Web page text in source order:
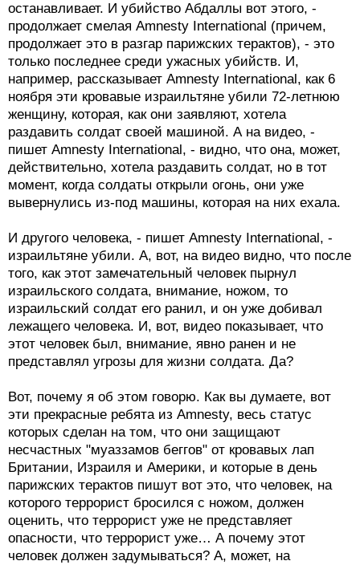
останавливает. И убийство Абдаллы вот этого, -
продолжает смелая Amnesty International (причем,
продолжает это в разгар парижских терактов), - это
только последнее среди ужасных убийств. И,
например, рассказывает Amnesty International, как 6
ноября эти кровавые израильтяне убили 72-летнюю
женщину, которая, как они заявляют, хотела
раздавить солдат своей машиной. А на видео, -
пишет Amnesty International, - видно, что она, может,
действительно, хотела раздавить солдат, но в тот
момент, когда солдаты открыли огонь, они уже
вывернулись из-под машины, которая на них ехала.
И другого человека, - пишет Amnesty International, -
израильтяне убили. А, вот, на видео видно, что после
того, как этот замечательный человек пырнул
израильского солдата, внимание, ножом, то
израильский солдат его ранил, и он уже добивал
лежащего человека. И, вот, видео показывает, что
этот человек был, внимание, явно ранен и не
представлял угрозы для жизни солдата. Да?
Вот, почему я об этом говорю. Как вы думаете, вот
эти прекрасные ребята из Amnesty, весь статус
которых сделан на том, что они защищают
несчастных "муаззамов беггов" от кровавых лап
Британии, Израиля и Америки, и которые в день
парижских терактов пишут вот это, что человек, на
которого террорист бросился с ножом, должен
оценить, что террорист уже не представляет
опасности, что террорист уже… А почему этот
человек должен задумываться? А, может, на